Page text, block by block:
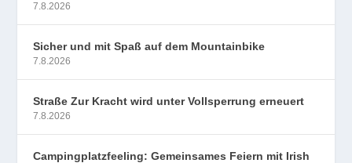
7.8.2026
Sicher und mit Spaß auf dem Mountainbike
7.8.2026
Straße Zur Kracht wird unter Vollsperrung erneuert
7.8.2026
Campingplatzfeeling: Gemeinsames Feiern mit Irish